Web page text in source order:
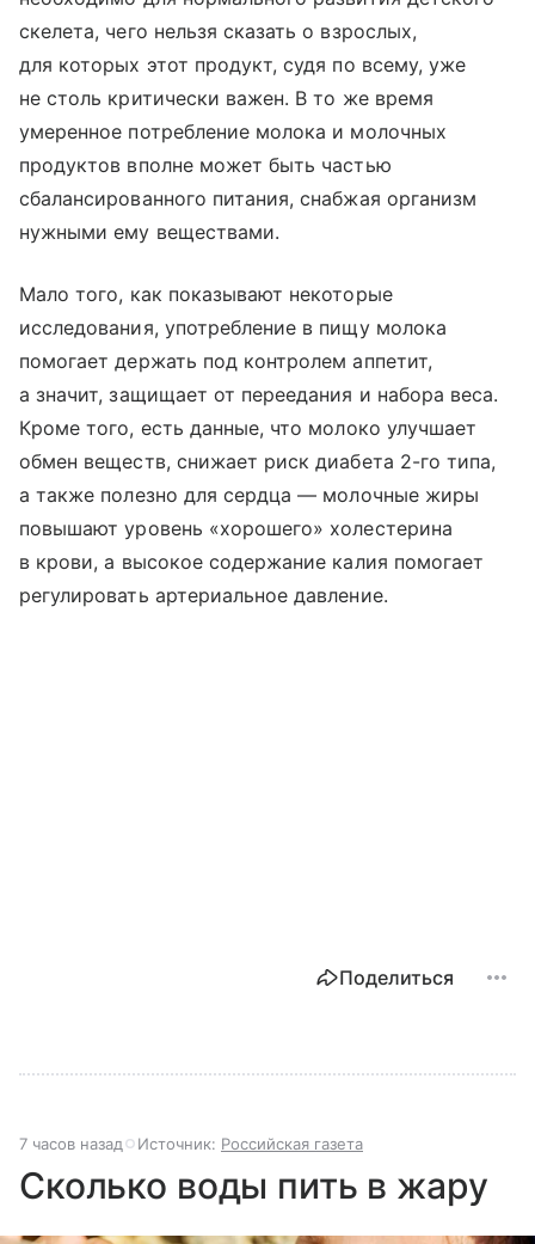
скелета, чего нельзя сказать о взрослых,
для которых этот продукт, судя по всему, уже
не столь критически важен. В то же время
умеренное потребление молока и молочных
продуктов вполне может быть частью
сбалансированного питания, снабжая организм
нужными ему веществами.
Мало того, как показывают некоторые
исследования, употребление в пищу молока
помогает держать под контролем аппетит,
а значит, защищает от переедания и набора веса.
Кроме того, есть данные, что молоко улучшает
обмен веществ, снижает риск диабета 2-го типа,
а также полезно для сердца — молочные жиры
повышают уровень «хорошего» холестерина
в крови, а высокое содержание калия помогает
регулировать артериальное давление.
Поделиться
7 часов назад Источник: Российская газета
Сколько воды пить в жару